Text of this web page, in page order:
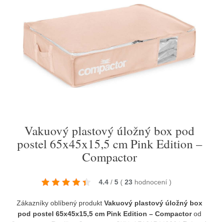
Vakuový plastový úložný box pod
postel 65x45x15,5 cm Pink Edition –
Compactor
4.4 / 5 ( 23 hodnocení )
Zákazníky oblíbený produkt Vakuový plastový úložný box
pod postel 65x45x15,5 cm Pink Edition – Compactorod